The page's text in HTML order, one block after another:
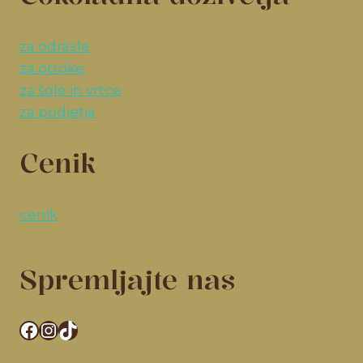
za odrasle
za otroke
za šole in vrtce
za podjetja
Cenik
cenik
Spremljajte nas
Facebook
Instagram
TikTok